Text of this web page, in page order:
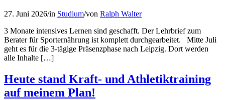
27. Juni 2026/in Studium/von Ralph Walter
3 Monate intensives Lernen sind geschafft. Der Lehrbrief zum
Berater für Sporternährung ist komplett durchgearbeitet. Mitte Juli
geht es für die 3-tägige Präsenzphase nach Leipzig. Dort werden
alle Inhalte […]
Heute stand Kraft- und Athletiktraining
auf meinem Plan!